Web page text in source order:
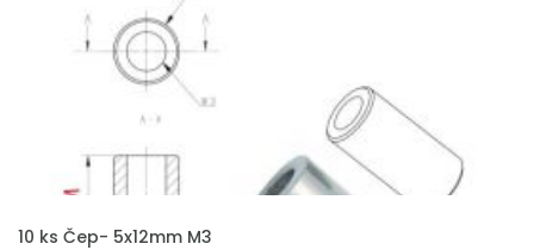
VLOŽIT DO KOŠÍKU
10 ks Čep- 5x12mm M3